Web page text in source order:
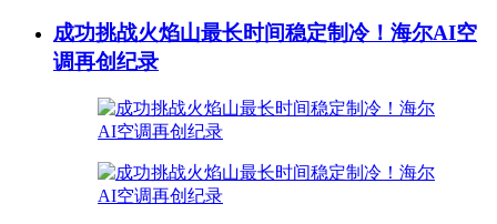
成功挑战火焰山最长时间稳定制冷！海尔AI空
调再创纪录